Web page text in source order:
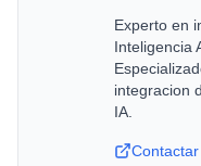
Experto en
Inteligencia
integracion
IA.